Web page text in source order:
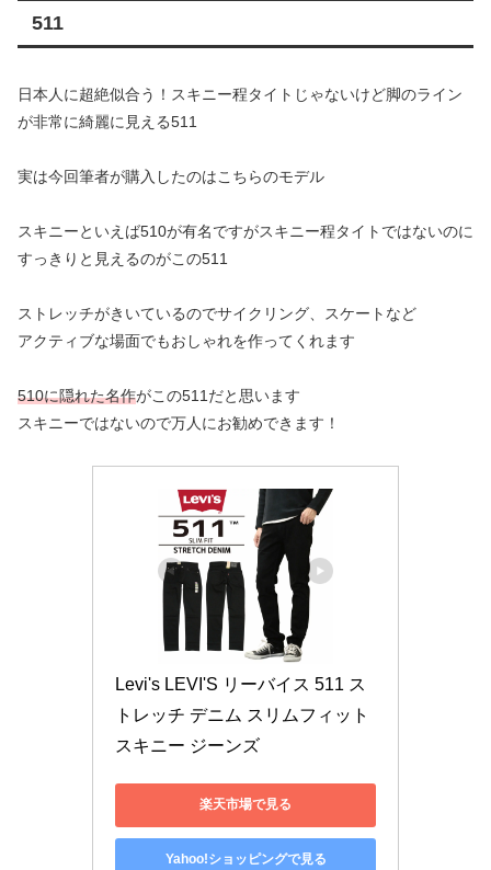
511
日本人に超絶似合う！スキニー程タイトじゃないけど脚のライン
が非常に綺麗に見える511
実は今回筆者が購入したのはこちらのモデル
スキニーといえば510が有名ですがスキニー程タイトではないのに
すっきりと見えるのがこの511
ストレッチがきいているのでサイクリング、スケートなど
アクティブな場面でもおしゃれを作ってくれます
510に隠れた名作がこの511だと思います
スキニーではないので万人にお勧めできます！
Levi's LEVI'S リーバイス 511 ス
トレッチ デニム スリムフィット
スキニー ジーンズ
楽天市場で見る
Yahoo!ショッピングで見る